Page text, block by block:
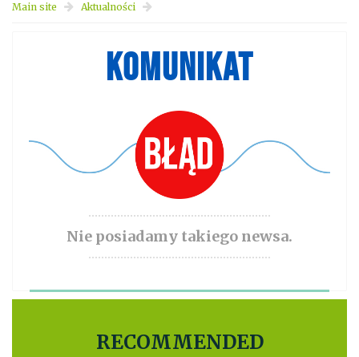
Main site Aktualności
KOMUNIKAT
Nie posiadamy takiego newsa.
RECOMMENDED